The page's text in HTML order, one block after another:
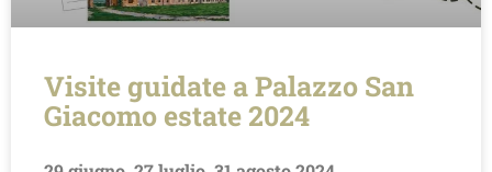
Visite guidate a Palazzo San
Giacomo estate 2024